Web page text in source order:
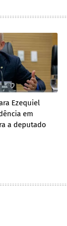
Ezequiel
em
a deputado